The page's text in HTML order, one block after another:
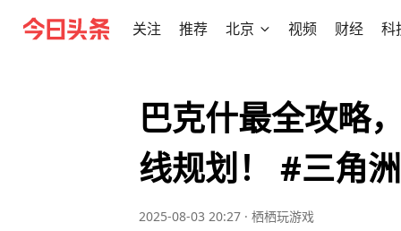
关注 推荐 北京 视频 财经 科
巴克什最全攻略
线规划！ #三角
2025-08-03 20:27 · 栖栖玩游戏